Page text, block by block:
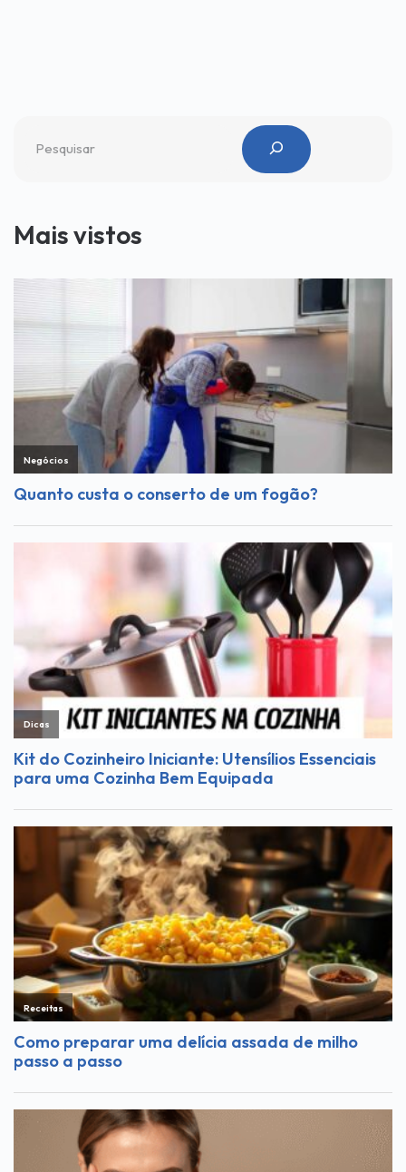
Mais vistos